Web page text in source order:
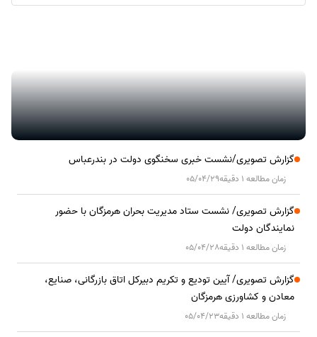
گزارش تصویری/نشست خبری سخنگوی دولت در بندرعباس
زمان مطالعه 1 دقیقه 05/04/29
گزارش تصویری/ نشست ستاد مدیریت بحران هرمزگان با حضور
نمایندگان دولت
زمان مطالعه 1 دقیقه 05/04/28
گزارش تصویری/ آیین تودیع و تکریم دبیرکل اتاق بازرگانی، صنایع،
معادن و کشاورزی هرمزگان
زمان مطالعه 1 دقیقه 05/04/23